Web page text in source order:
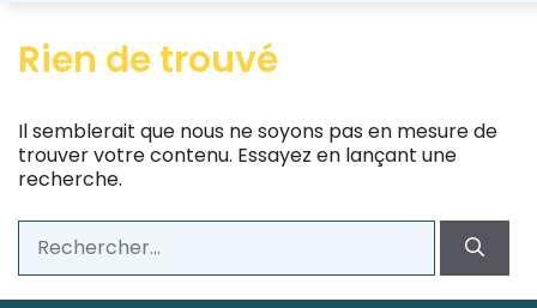
Rien de trouvé
Il semblerait que nous ne soyons pas en mesure de
trouver votre contenu. Essayez en lançant une
recherche.
Rechercher :